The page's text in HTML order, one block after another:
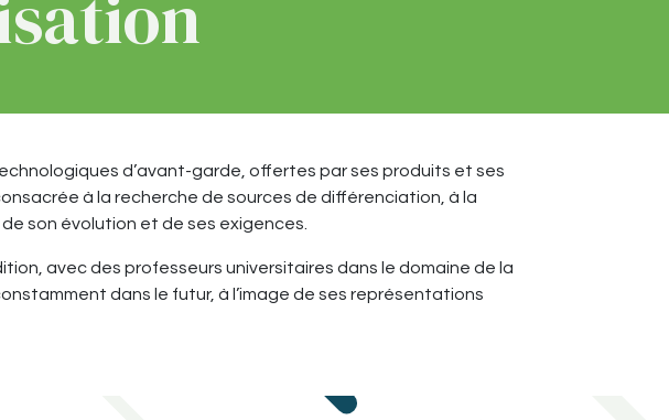
d’avant-garde, offertes par ses produits et ses
à la recherche de sources de différenciation, à la
son évolution et de ses exigences.
avec des professeurs universitaires dans le domaine de la
dans le futur, à l’image de ses représentations